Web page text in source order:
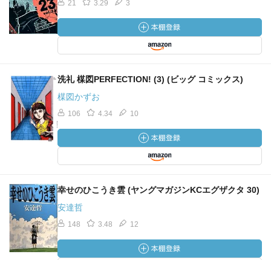
21 3.29 3
洗礼 楳図PERFECTION! (3) (ビッグ コミックス)
楳図かずお
106 4.34 10
幸せのひこうき雲 (ヤングマガジンKCエグザクタ 30)
安達哲
148 3.48 12